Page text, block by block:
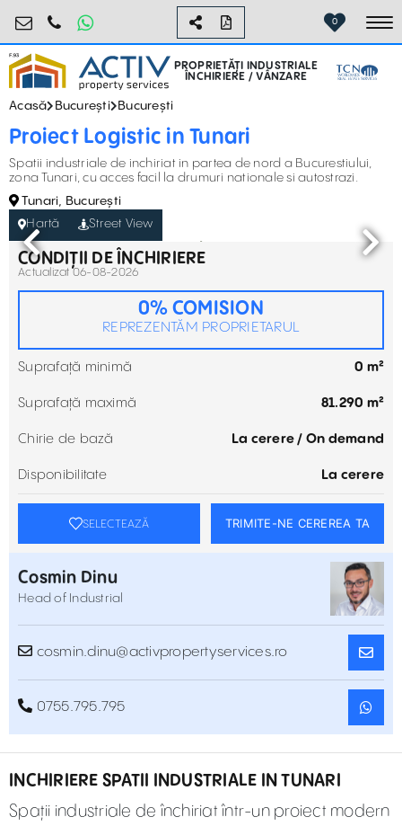
industrial@activpropertyservices.ro
0755.795.795 0
PROPRIETĂȚI INDUSTRIALE
ÎNCHIRIERE / VÂNZARE
Acasă București București
Proiect Logistic in Tunari
Spatii industriale de inchiriat in partea de nord a Bucurestiului,
zona Tunari, cu acces facil la drumuri nationale si autostrazi.
Tunari, București
Hartă
Street View
CONDIȚII DE ÎNCHIRIERE
Actualizat 06-08-2026
0% COMISION
REPREZENTĂM PROPRIETARUL
Suprafață minimă 0 m²
Suprafață maximă 81.290 m²
Chirie de bază La cerere / On demand
Disponibilitate La cerere
SELECTEAZĂ TRIMITE-NE CEREREA TA
Cosmin Dinu
Head of Industrial
cosmin.dinu@activpropertyservices.ro
0755.795.795
INCHIRIERE SPATII INDUSTRIALE IN TUNARI
Spații industriale de închiriat într-un proiect modern